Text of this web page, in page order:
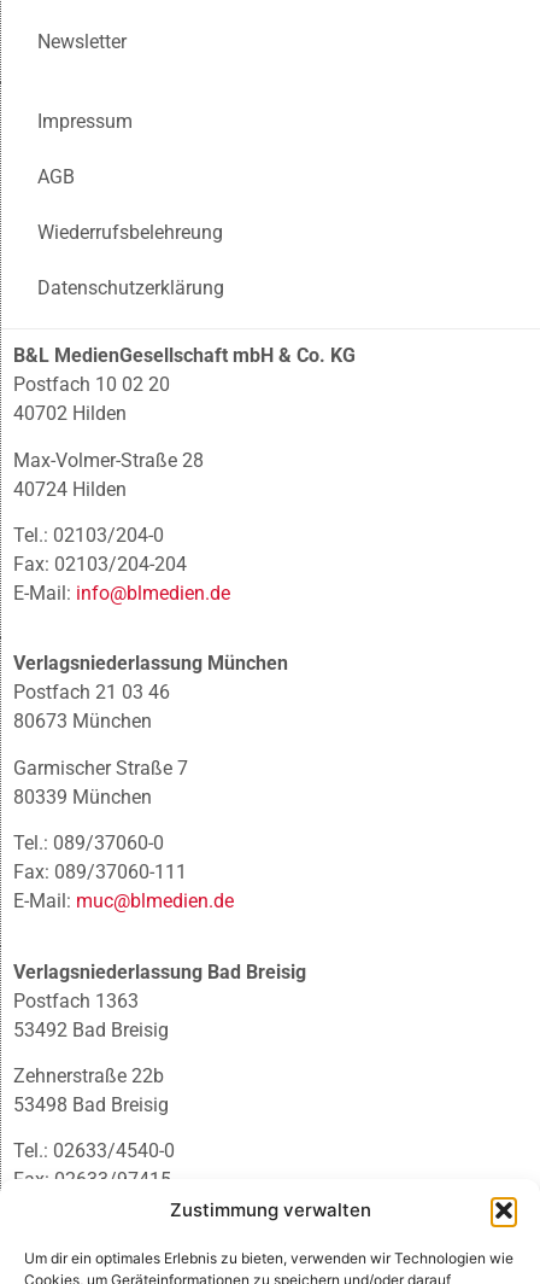
Zustimmung verwalten
Um dir ein optimales Erlebnis zu bieten, verwenden wir Technologien wie
Cookies, um Geräteinformationen zu speichern und/oder darauf
Newsletter
Impressum
AGB
Wiederrufsbelehreung
Datenschutzerklärung
B&L MedienGesellschaft mbH & Co. KG
Postfach 10 02 20
40702 Hilden
Max-Volmer-Straße 28
40724 Hilden
Tel.: 02103/204-0
Fax: 02103/204-204
E-Mail: info@blmedien.de
Verlagsniederlassung München
Postfach 21 03 46
80673 München
Garmischer Straße 7
80339 München
Tel.: 089/37060-0
Fax: 089/37060-111
E-Mail: muc@blmedien.de
Verlagsniederlassung Bad Breisig
Postfach 1363
53492 Bad Breisig
Zehnerstraße 22b
53498 Bad Breisig
Tel.: 02633/4540-0
Fax: 02633/97415
infobb@blmedien.de